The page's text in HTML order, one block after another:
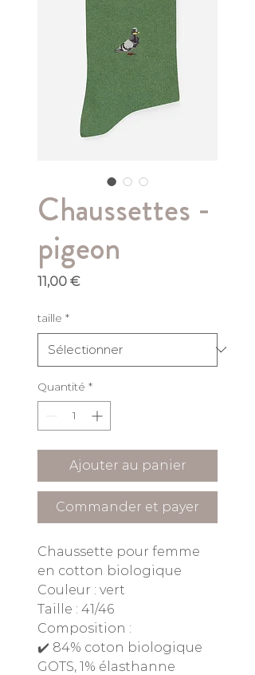
Chaussettes -
pigeon
11,00 €Prix
taille *
Quantité *
Ajouter au panier
Commander et payer
Chaussette pour femme
en cotton biologique
Couleur : vert
Taille : 41/46
Composition :
✔️ 84% coton biologique
GOTS, 1% élasthanne